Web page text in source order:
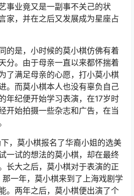
事业竟又是一副事不关己的状
家，并在之后又发展成为星座占
的是，小时候的莫小棋仿佛有着
分。由于母亲一直以来都怀揣着
了满足母亲的心愿，打小莫小棋
。而莫小棋本人也没有辜负自己
年纪便开始学习表演，在17岁时
开始拍摄一些杂志和广告，在当
，莫小棋报名了华裔小姐的选美
一试的想法的莫小棋，却在最终
长大之后，莫小棋对于表演的正
一年，莫小棋来到了上海戏剧学
。两年之后，莫小棋便出演了个